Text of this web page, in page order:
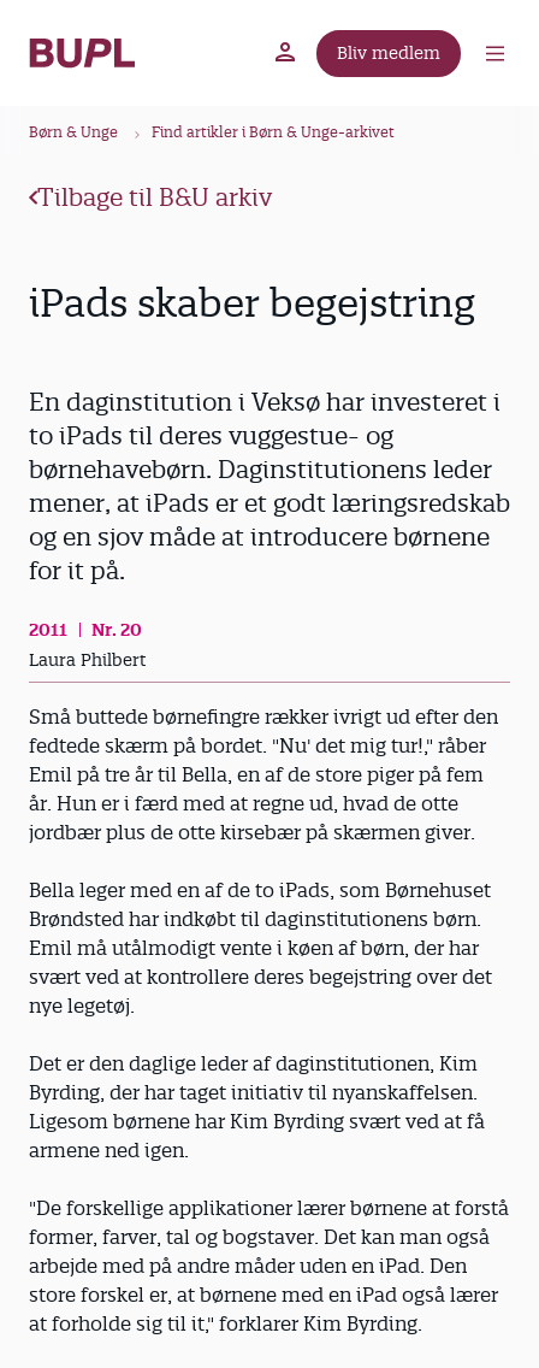
Bliv medlem
Børn & Unge Find artikler i Børn & Unge-arkivet
Tilbage til B&U arkiv
iPads skaber begejstring
En daginstitution i Veksø har investeret i
to iPads til deres vuggestue- og
børnehavebørn. Daginstitutionens leder
mener, at iPads er et godt læringsredskab
og en sjov måde at introducere børnene
for it på.
2011
Nr. 20
Laura Philbert
Små buttede børnefingre rækker ivrigt ud efter den
fedtede skærm på bordet. "Nu' det mig tur!," råber
Emil på tre år til Bella, en af de store piger på fem
år. Hun er i færd med at regne ud, hvad de otte
jordbær plus de otte kirsebær på skærmen giver.
Bella leger med en af de to iPads, som Børnehuset
Brøndsted har indkøbt til daginstitutionens børn.
Emil må utålmodigt vente i køen af børn, der har
svært ved at kontrollere deres begejstring over det
nye legetøj.
Det er den daglige leder af daginstitutionen, Kim
Byrding, der har taget initiativ til nyanskaffelsen.
Ligesom børnene har Kim Byrding svært ved at få
armene ned igen.
"De forskellige applikationer lærer børnene at forstå
former, farver, tal og bogstaver. Det kan man også
arbejde med på andre måder uden en iPad. Den
store forskel er, at børnene med en iPad også lærer
at forholde sig til it," forklarer Kim Byrding.